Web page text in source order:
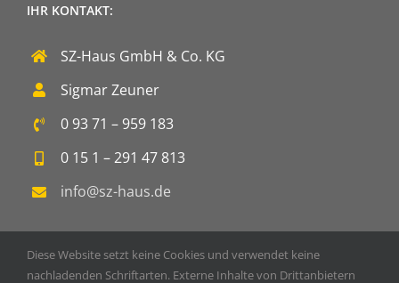
IHR KONTAKT:
SZ-Haus GmbH & Co. KG
Sigmar Zeuner
0 93 71 – 959 183
0 15 1 – 291 47 813
info@sz-haus.de
Diese Website setzt keine Cookies und verwendet keine
nachladenden Schriftarten. Externe Inhalte von Drittanbietern